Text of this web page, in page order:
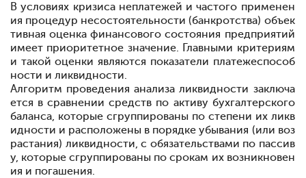
В условиях кризиса неплатежей и частого применен
ия процедур несостоятельности (банкротства) объек
тивная оценка финансового состояния предприятий
имеет приоритетное значение. Главными критериям
и такой оценки являются показатели платежеспособ
ности и ликвидности.
Алгоритм проведения анализа ликвидности заключа
ется в сравнении средств по активу бухгалтерского
баланса, которые сгруппированы по степени их ликв
идности и расположены в порядке убывания (или воз
растания) ликвидности, с обязательствами по пассив
у, которые сгруппированы по срокам их возникновен
ия и погашения.